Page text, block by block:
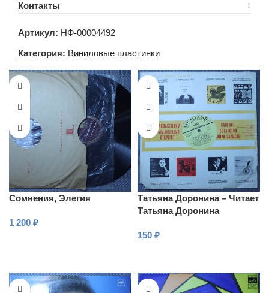
Контакты
Артикул: НФ-00004492
Категория: Виниловые пластинки
Сомнения, Элегия
1 200 ₽
Татьяна Доронина – Читает
Татьяна Доронина
150 ₽